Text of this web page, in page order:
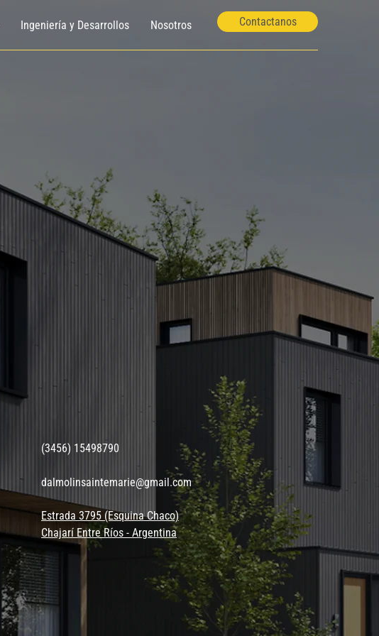
Ingeniería y Desarrollos Nosotros Contactanos
(3456) 15498790
dalmolinsaintemarie@gmail.com
Estrada 3795 (Esquina Chaco)
Chajarí Entre Ríos - Argentina